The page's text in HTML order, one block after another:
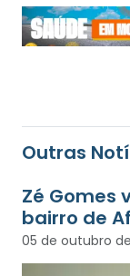
Outras
Zé Gomes
bairro de
05 de outubro